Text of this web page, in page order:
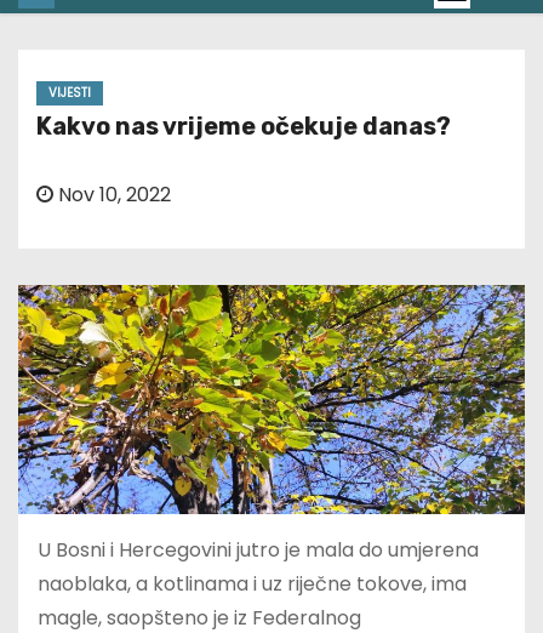
VIJESTI
Kakvo nas vrijeme očekuje danas?
Nov 10, 2022
U Bosni i Hercegovini jutro je mala do umjerena
naoblaka, a kotlinama i uz riječne tokove, ima
magle, saopšteno je iz Federalnog